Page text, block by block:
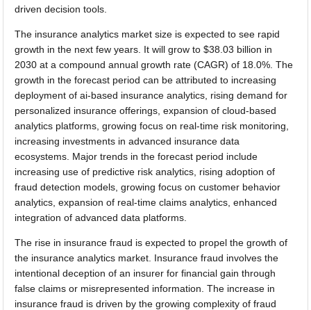
driven decision tools.
The insurance analytics market size is expected to see rapid
growth in the next few years. It will grow to $38.03 billion in
2030 at a compound annual growth rate (CAGR) of 18.0%. The
growth in the forecast period can be attributed to increasing
deployment of ai-based insurance analytics, rising demand for
personalized insurance offerings, expansion of cloud-based
analytics platforms, growing focus on real-time risk monitoring,
increasing investments in advanced insurance data
ecosystems. Major trends in the forecast period include
increasing use of predictive risk analytics, rising adoption of
fraud detection models, growing focus on customer behavior
analytics, expansion of real-time claims analytics, enhanced
integration of advanced data platforms.
The rise in insurance fraud is expected to propel the growth of
the insurance analytics market. Insurance fraud involves the
intentional deception of an insurer for financial gain through
false claims or misrepresented information. The increase in
insurance fraud is driven by the growing complexity of fraud